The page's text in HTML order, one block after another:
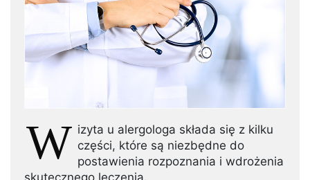
W izyta u alergologa składa się z kilku
części, które są niezbędne do
postawienia rozpoznania i wdrożenia